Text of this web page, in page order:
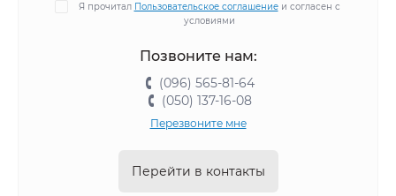
Я прочитал Пользовательское соглашениеи согласен с
условиями
Позвоните нам:
(096) 565-81-64
(050) 137-16-08
Перезвоните мне
Перейти в контакты